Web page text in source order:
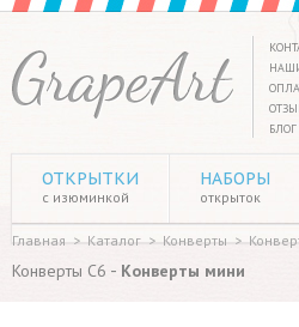
БЛОГ
ОТКРЫТКИ
с изюминкой
НАБОРЫ
открыток
Главная > Каталог > Конверты >
Конверты C6 - Конверты мини